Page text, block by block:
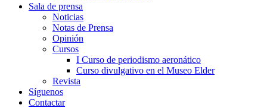
Sala de prensa
Noticias
Notas de Prensa
Opinión
Cursos
I Curso de periodismo aeronático
Curso divulgativo en el Museo Elder
Revista
Síguenos
Contactar